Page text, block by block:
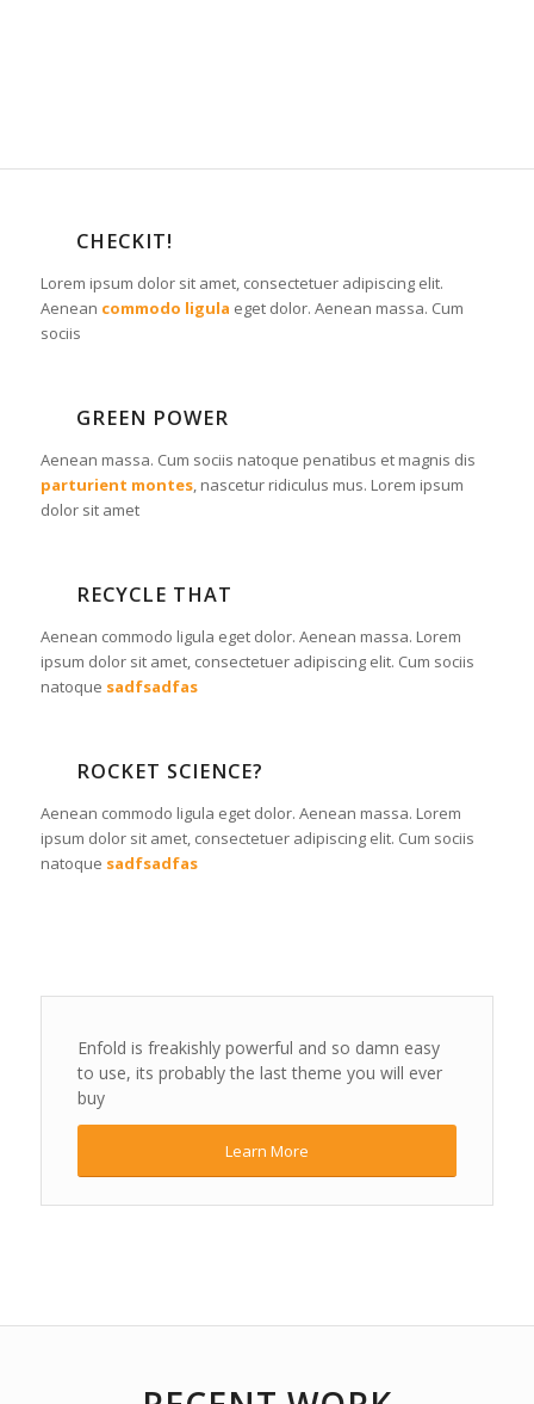
CHECKIT!
Lorem ipsum dolor sit amet, consectetuer adipiscing elit.
Aenean commodo ligula eget dolor. Aenean massa. Cum
sociis
GREEN POWER
Aenean massa. Cum sociis natoque penatibus et magnis dis
parturient montes, nascetur ridiculus mus. Lorem ipsum
dolor sit amet
RECYCLE THAT
Aenean commodo ligula eget dolor. Aenean massa. Lorem
ipsum dolor sit amet, consectetuer adipiscing elit. Cum sociis
natoque sadfsadfas
ROCKET SCIENCE?
Aenean commodo ligula eget dolor. Aenean massa. Lorem
ipsum dolor sit amet, consectetuer adipiscing elit. Cum sociis
natoque sadfsadfas
Enfold is freakishly powerful and so damn easy
to use, its probably the last theme you will ever
buy
Learn More